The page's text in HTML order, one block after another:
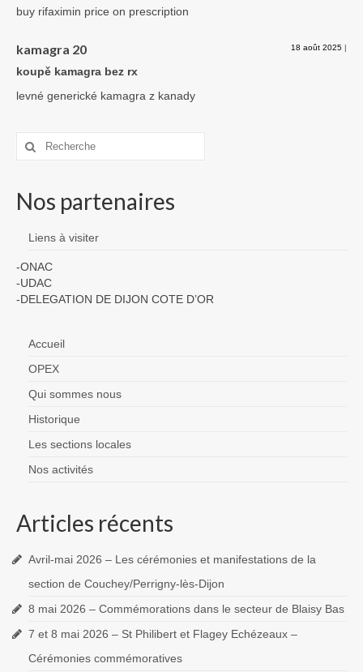
buy rifaximin price on prescription
kamagra 20 18 août 2025 |
koupě kamagra bez rx
levné generické kamagra z kanady
Rechercher
Nos partenaires
Liens à visiter
-ONAC
-UDAC
-DELEGATION DE DIJON COTE D’OR
Accueil
OPEX
Qui sommes nous
Historique
Les sections locales
Nos activités
Articles récents
Avril-mai 2026 – Les cérémonies et manifestations de la
section de Couchey/Perrigny-lès-Dijon
8 mai 2026 – Commémorations dans le secteur de Blaisy Bas
7 et 8 mai 2026 – St Philibert et Flagey Echézeaux –
Cérémonies commémoratives